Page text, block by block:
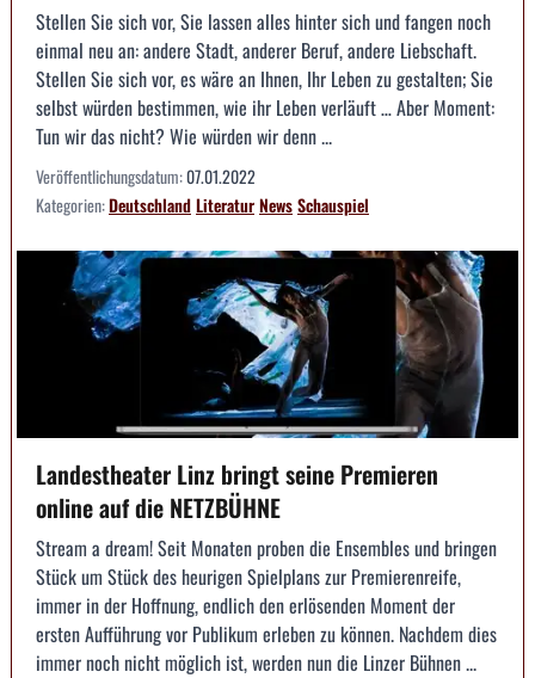
Stellen Sie sich vor, Sie lassen alles hinter sich und fangen noch
einmal neu an: andere Stadt, anderer Beruf, andere Liebschaft.
Stellen Sie sich vor, es wäre an Ihnen, Ihr Leben zu gestalten; Sie
selbst würden bestimmen, wie ihr Leben verläuft … Aber Moment:
Tun wir das nicht? Wie würden wir denn ...
Veröffentlichungsdatum:07.01.2022
Kategorien:DeutschlandLiteraturNewsSchauspiel
Landestheater Linz bringt seine Premieren
online auf die NETZBÜHNE
Stream a dream! Seit Monaten proben die Ensembles und bringen
Stück um Stück des heurigen Spielplans zur Premierenreife,
immer in der Hoffnung, endlich den erlösenden Moment der
ersten Aufführung vor Publikum erleben zu können. Nachdem dies
immer noch nicht möglich ist, werden nun die Linzer Bühnen ...